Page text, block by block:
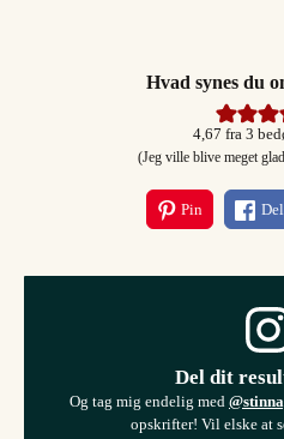
Hvad synes du
4,67 fra 3
(Jeg ville blive meget
Pin Del
Del dit
Og tag mig endelig med
opskrifter! Vil elske at